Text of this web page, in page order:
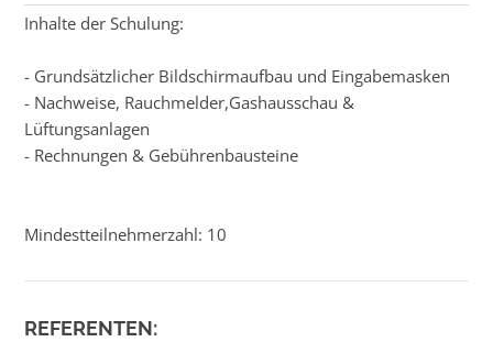
Inhalte der Schulung:
- Grundsätzlicher Bildschirmaufbau und Eingabemasken
- Nachweise, Rauchmelder,Gashausschau &
Lüftungsanlagen
- Rechnungen & Gebührenbausteine
Mindestteilnehmerzahl: 10
REFERENTEN: